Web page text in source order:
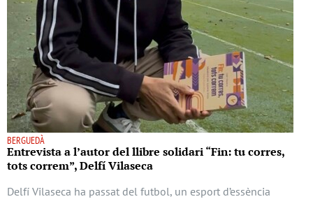
BERGUEDÀ
Entrevista a l’autor del llibre solidari “Fin: tu corres,
tots correm”, Delfí Vilaseca
Delfí Vilaseca ha passat del futbol, un esport d’essència